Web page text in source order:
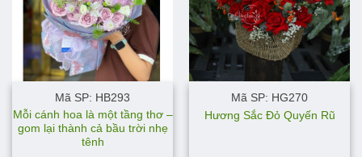
Mã SP: HB293
Mỗi cánh hoa là một tầng thơ –
gom lại thành cả bầu trời nhẹ
tênh
Mã SP: HG270
Hương Sắc Đỏ Quyến Rũ